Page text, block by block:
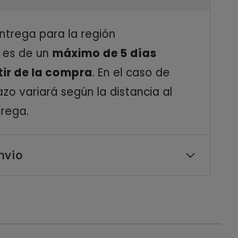
para la región
de un máximo de 5 días
de la compra. En el caso de
variará según la distancia al